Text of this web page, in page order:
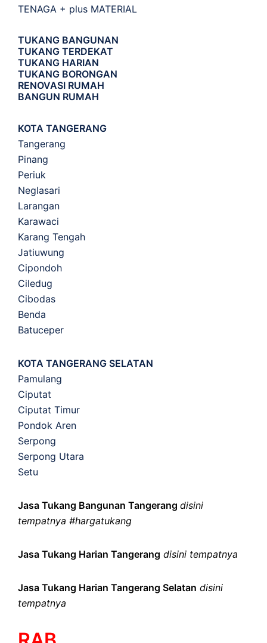
TENAGA + plus MATERIAL
TUKANG BANGUNAN
TUKANG TERDEKAT
TUKANG HARIAN
TUKANG BORONGAN
RENOVASI RUMAH
BANGUN RUMAH
KOTA TANGERANG
Tangerang
Pinang
Periuk
Neglasari
Larangan
Karawaci
Karang Tengah
Jatiuwung
Cipondoh
Ciledug
Cibodas
Benda
Batuceper
KOTA TANGERANG SELATAN
Pamulang
Ciputat
Ciputat Timur
Pondok Aren
Serpong
Serpong Utara
Setu
Jasa Tukang Bangunan Tangerang disini
tempatnya #hargatukang
Jasa Tukang Harian Tangerang disini tempatnya
Jasa Tukang Harian Tangerang Selatan disini
tempatnya